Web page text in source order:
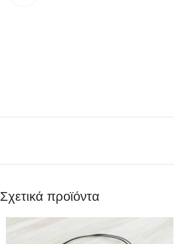
Σχετικά προϊόντα